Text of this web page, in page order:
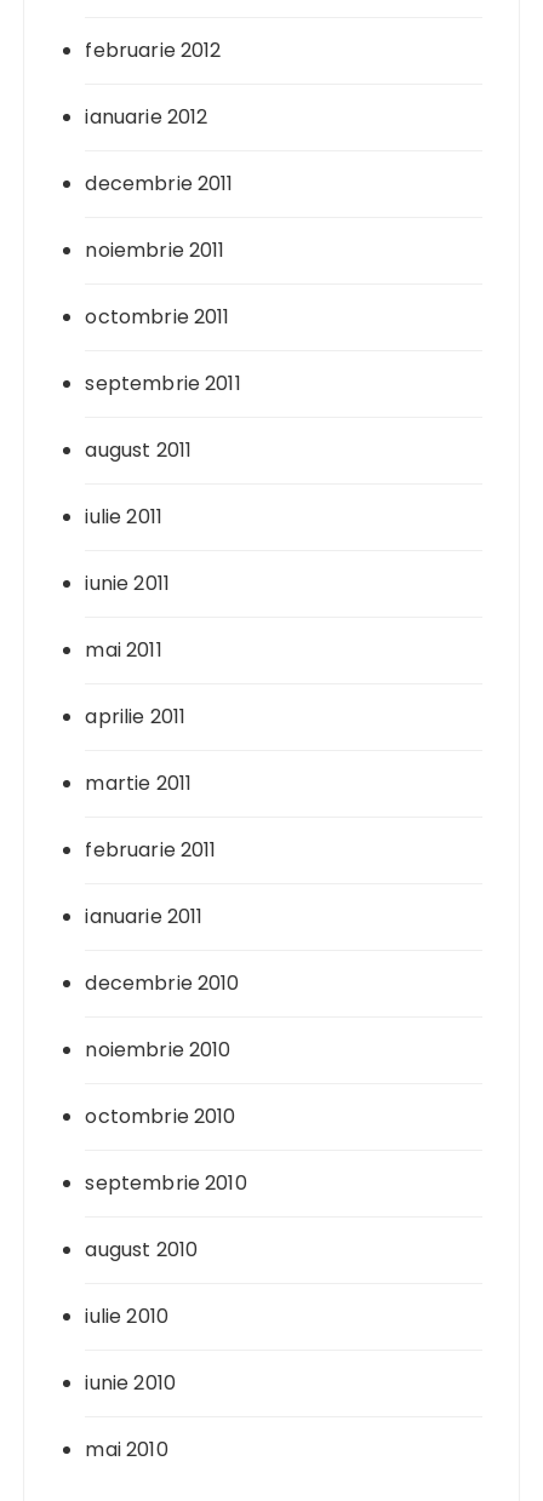
februarie 2012
ianuarie 2012
decembrie 2011
noiembrie 2011
octombrie 2011
septembrie 2011
august 2011
iulie 2011
iunie 2011
mai 2011
aprilie 2011
martie 2011
februarie 2011
ianuarie 2011
decembrie 2010
noiembrie 2010
octombrie 2010
septembrie 2010
august 2010
iulie 2010
iunie 2010
mai 2010